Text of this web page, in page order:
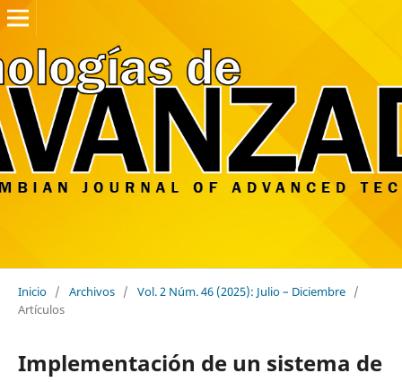
Inicio / Archivos / Vol. 2 Núm. 46 (2025): Julio – Diciembre /
Artículos
Implementación de un sistema de